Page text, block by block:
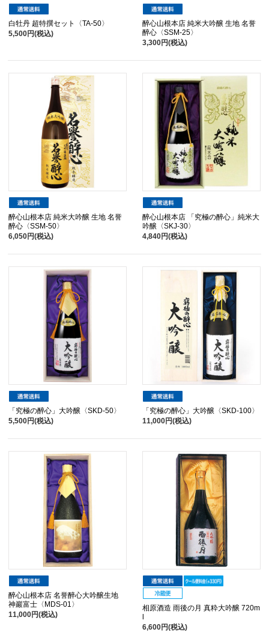
白牡丹 超特撰セット〈TA-50〉
5,500円(税込)
醉心山根本店 純米大吟醸 生地 名誉
醉心〈SSM-25〉
3,300円(税込)
醉心山根本店 純米大吟醸 生地 名誉
醉心〈SSM-50〉
6,050円(税込)
醉心山根本店 「究極の醉心」純米大
吟醸〈SKJ-30〉
4,840円(税込)
「究極の醉心」大吟醸〈SKD-50〉
5,500円(税込)
「究極の醉心」大吟醸〈SKD-100〉
11,000円(税込)
醉心山根本店 名誉醉心大吟醸生地
神巖富士〈MDS-01〉
11,000円(税込)
相原酒造 雨後の月 真粋大吟醸 720m
l
6,600円(税込)